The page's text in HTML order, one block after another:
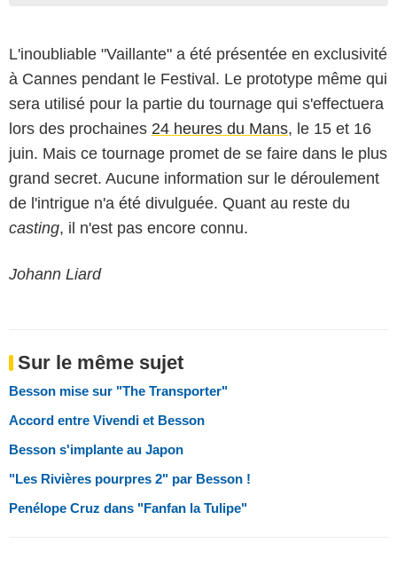
L'inoubliable "Vaillante" a été présentée en exclusivité
à Cannes pendant le Festival. Le prototype même qui
sera utilisé pour la partie du tournage qui s'effectuera
lors des prochaines 24 heures du Mans, le 15 et 16
juin. Mais ce tournage promet de se faire dans le plus
grand secret. Aucune information sur le déroulement
de l'intrigue n'a été divulguée. Quant au reste du
casting, il n'est pas encore connu.
Johann Liard
Sur le même sujet
Besson mise sur "The Transporter"
Accord entre Vivendi et Besson
Besson s'implante au Japon
"Les Rivières pourpres 2" par Besson !
Penélope Cruz dans "Fanfan la Tulipe"